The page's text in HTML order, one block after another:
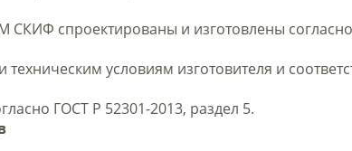
СКИФ спроектированы и изготовлены
условиям изготовителя и
ГОСТ Р 52301-2013, раздел 5.